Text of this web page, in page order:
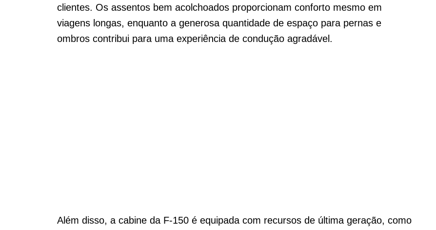
clientes. Os assentos bem acolchoados proporcionam conforto mesmo em
viagens longas, enquanto a generosa quantidade de espaço para pernas e
ombros contribui para uma experiência de condução agradável.
Além disso, a cabine da F-150 é equipada com recursos de última geração, como